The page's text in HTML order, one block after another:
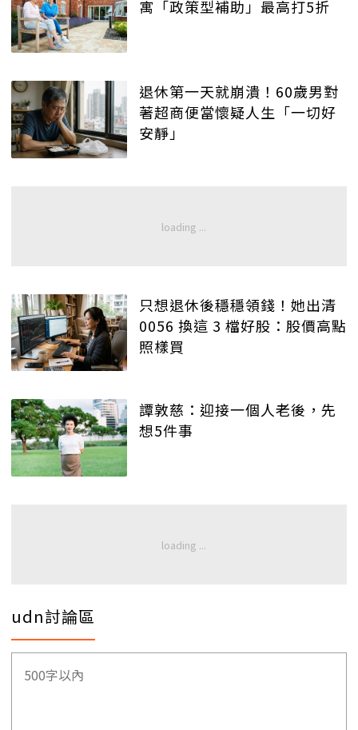
寓「政策型補助」最高打5折
退休第一天就崩潰！60歲男對
著超商便當懷疑人生「一切好
安靜」
只想退休後穩穩領錢！她出清
0056 換這 3 檔好股：股價高點
照樣買
譚敦慈：迎接一個人老後，先
想5件事
udn討論區